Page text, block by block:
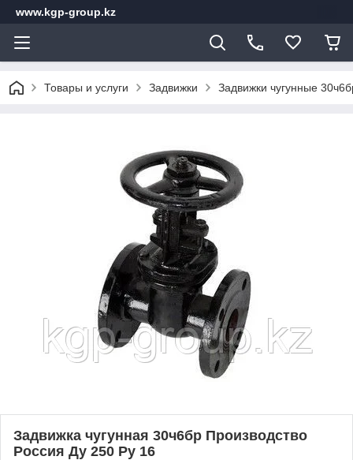
www.kgp-group.kz
Товары и услуги Задвижки Задвижки чугунные
Задвижка чугунная 30ч6бр Производство
Россия Ду 250 Ру 16